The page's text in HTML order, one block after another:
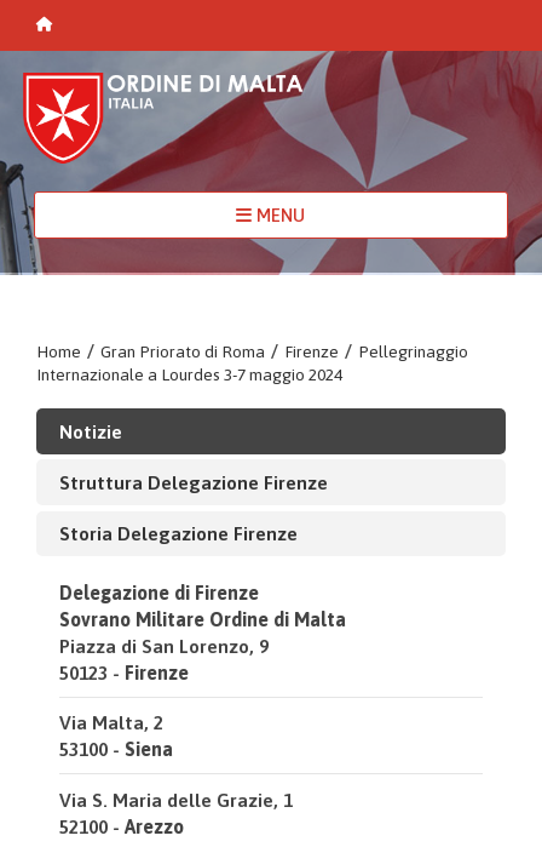
MENU
Home / Gran Priorato di Roma / Firenze / Pellegrinaggio
Internazionale a Lourdes 3-7 maggio 2024
Notizie
Struttura Delegazione Firenze
Storia Delegazione Firenze
Delegazione di Firenze
Sovrano Militare Ordine di Malta
Piazza di San Lorenzo, 9
50123 - Firenze
Via Malta, 2
53100 - Siena
Via S. Maria delle Grazie, 1
52100 - Arezzo